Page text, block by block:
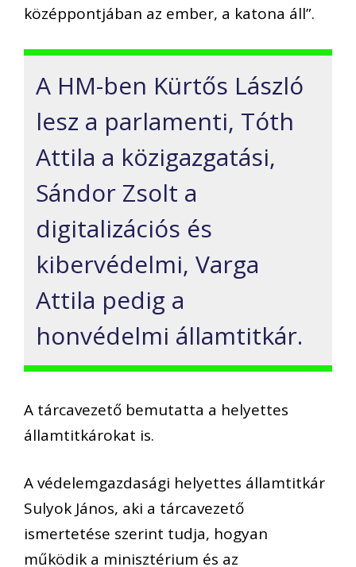
középpontjában az ember, a katona áll”.
A HM-ben Kürtős László
lesz a parlamenti, Tóth
Attila a közigazgatási,
Sándor Zsolt a
digitalizációs és
kibervédelmi, Varga
Attila pedig a
honvédelmi államtitkár.
A tárcavezető bemutatta a helyettes
államtitkárokat is.
A védelemgazdasági helyettes államtitkár
Sulyok János, aki a tárcavezető
ismertetése szerint tudja, hogyan
működik a minisztérium és az